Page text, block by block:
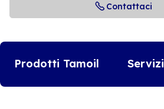
Contattaci
Prodotti Tamoil Servizi